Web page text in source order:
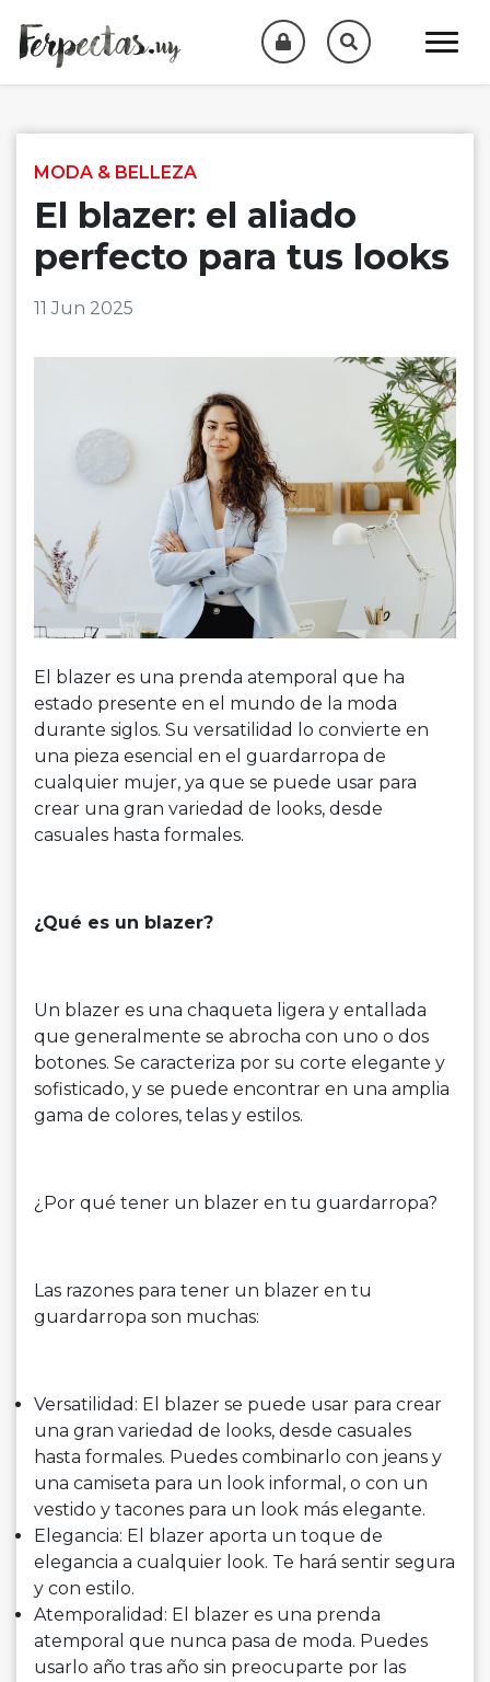
MODA & BELLEZA
El blazer: el aliado
perfecto para tus looks
11 Jun 2025
El blazer es una prenda atemporal que ha
estado presente en el mundo de la moda
durante siglos. Su versatilidad lo convierte en
una pieza esencial en el guardarropa de
cualquier mujer, ya que se puede usar para
crear una gran variedad de looks, desde
casuales hasta formales.
¿Qué es un blazer?
Un blazer es una chaqueta ligera y entallada
que generalmente se abrocha con uno o dos
botones. Se caracteriza por su corte elegante y
sofisticado, y se puede encontrar en una amplia
gama de colores, telas y estilos.
¿Por qué tener un blazer en tu guardarropa?
Las razones para tener un blazer en tu
guardarropa son muchas:
Versatilidad: El blazer se puede usar para crear
una gran variedad de looks, desde casuales
hasta formales. Puedes combinarlo con jeans y
una camiseta para un look informal, o con un
vestido y tacones para un look más elegante.
Elegancia: El blazer aporta un toque de
elegancia a cualquier look. Te hará sentir segura
y con estilo.
Atemporalidad: El blazer es una prenda
atemporal que nunca pasa de moda. Puedes
usarlo año tras año sin preocuparte por las